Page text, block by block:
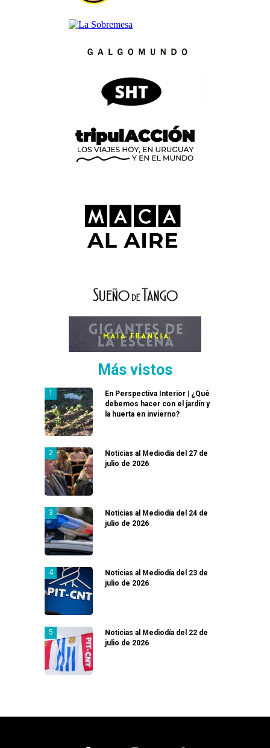
Más vistos
En Perspectiva Interior | ¿Qué
debemos hacer con el jardín y
la huerta en invierno?
Noticias al Mediodía del 27 de
julio de 2026
Noticias al Mediodía del 24 de
julio de 2026
Noticias al Mediodía del 23 de
julio de 2026
Noticias al Mediodía del 22 de
julio de 2026